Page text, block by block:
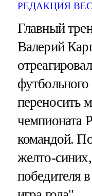
РЕДАКЦИЯ
Главный
Валерий
переносить
чемпионата
командой.
желто-
победителя